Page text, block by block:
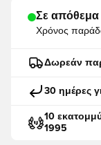
Σε απόθεμα
Χρόνος
Δωρεάν
30 ημέρες
10
1995